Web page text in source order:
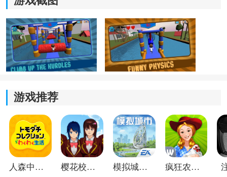
体验竞技的乐趣。
《WipeOut》游戏亮点：
1)操作简单易上手，很快就能上手游戏，享受游戏的乐
游戏推荐
人森中文版 樱花校园模拟器1.048.00中文版 模拟城市我是巿长联机版 疯狂农场3美国派19